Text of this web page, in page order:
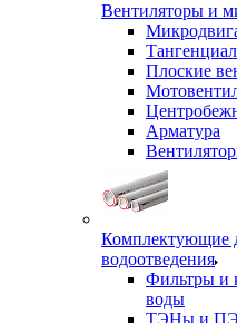
Вентиляторы и
Плоские
Арматура
Комплектующие
водоотведения
Фильтры и
воды
ТЭНы и